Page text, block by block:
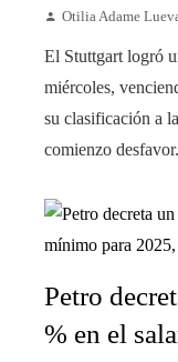
Otilia Adame
El Stuttgart logró
miércoles,
su clasificación a
comienzo
Petro
% en el